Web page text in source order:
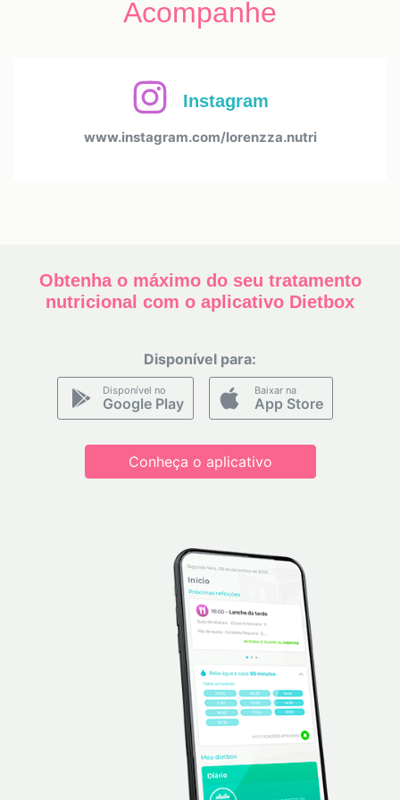
13:30
14:00
15:30
16:30
Acompanhe
Instagram
www.instagram.com/lorenzza.nutri
Obtenha o máximo do seu tratamento
nutricional com o aplicativo Dietbox
Disponível para:
Disponível no
Google Play
Baixar na
App Store
Conheça o aplicativo